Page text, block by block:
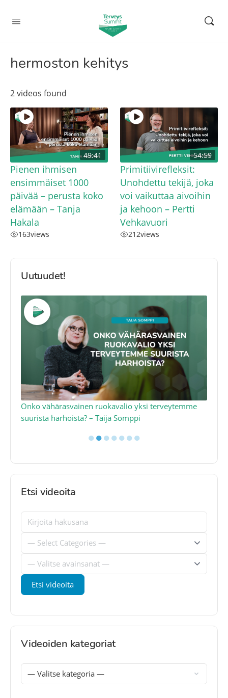
hermoston kehitys
2 videos found
49:41
Pienen ihmisen
ensimmäiset 1000
päivää – perusta koko
elämään – Tanja
Hakala
163views
54:59
Primitiivirefleksit:
Unohdettu tekijä, joka
voi vaikuttaa aivoihin
ja kehoon – Pertti
Vehkavuori
212views
Uutuudet!
Onko vähärasvainen ruokavalio yksi terveytemme
suurista harhoista? – Taija Somppi
●●●●●●●
Etsi videoita
Videoiden kategoriat